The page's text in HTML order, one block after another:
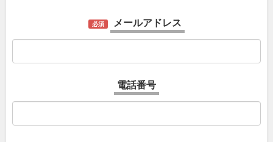
必須 メールアドレス
電話番号